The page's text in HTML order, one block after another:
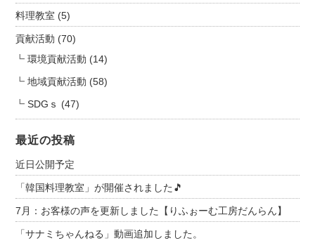
料理教室 (5)
貢献活動 (70)
環境貢献活動 (14)
地域貢献活動 (58)
SDGｓ (47)
最近の投稿
近日公開予定
「韓国料理教室」が開催されました🎵
7月：お客様の声を更新しました【りふぉーむ工房だんらん】
「サナミちゃんねる」動画追加しました。